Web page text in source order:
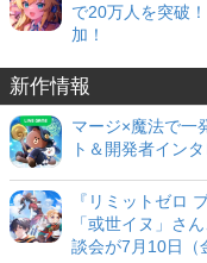
で20万人を突破
加！
新作情報
マージ×魔法で一
ト＆開発者イン
『リミットゼロ
「或世イヌ」さ
談会が7月10日（